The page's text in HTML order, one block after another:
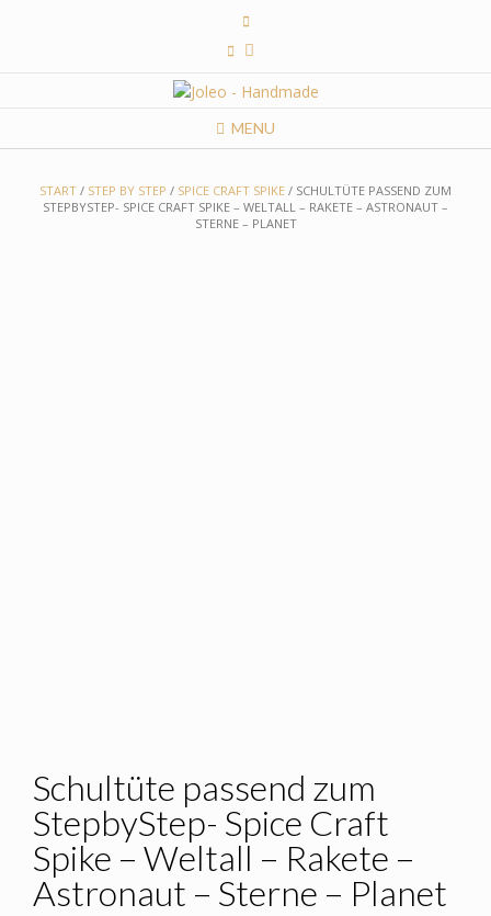
MENU
START / STEP BY STEP / SPICE CRAFT SPIKE / SCHULTÜTE PASSEND ZUM
STEPBYSTEP- SPICE CRAFT SPIKE – WELTALL – RAKETE – ASTRONAUT –
STERNE – PLANET
Schultüte passend zum
StepbyStep- Spice Craft
Spike – Weltall – Rakete –
Astronaut – Sterne – Planet